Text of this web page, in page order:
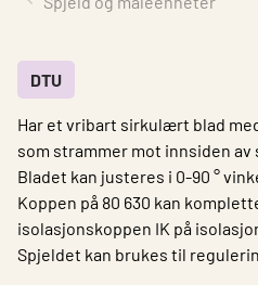
på
Last ned
Om Lindab
Bærekraft
Kontakt oss
Logg inn
DTU
Har et vribart sirkulært blad
som strammer mot innsiden
Bladet kan justeres i 0-90 °
Koppen på 80 630 kan
isolasjonskoppen IK på
Spjeldet kan brukes til